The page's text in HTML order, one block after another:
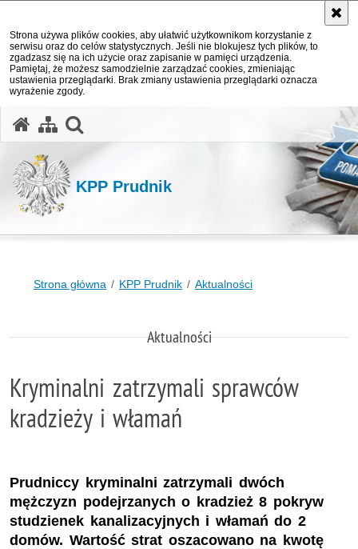
Strona używa plików cookies, aby ułatwić użytkownikom korzystanie z
serwisu oraz do celów statystycznych. Jeśli nie blokujesz tych plików, to
zgadzasz się na ich użycie oraz zapisanie w pamięci urządzenia.
Pamiętaj, że możesz samodzielnie zarządzać cookies, zmieniając
ustawienia przeglądarki. Brak zmiany ustawienia przeglądarki oznacza
wyrażenie zgody.
KPP Prudnik
Strona główna KPP Prudnik Aktualności
Aktualności
Kryminalni zatrzymali sprawców
kradzieży i włamań
Prudniccy kryminalni zatrzymali dwóch
mężczyzn podejrzanych o kradzież 8 pokryw
studzienek kanalizacyjnych i włamań do 2
domów. Wartość strat oszacowano na kwotę